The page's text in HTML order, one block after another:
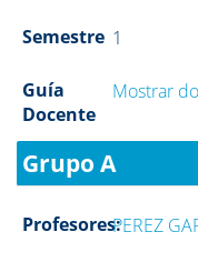
Semestre 1
Guía
Docente
Mostrar
Grupo A
Profesores:PEREZ